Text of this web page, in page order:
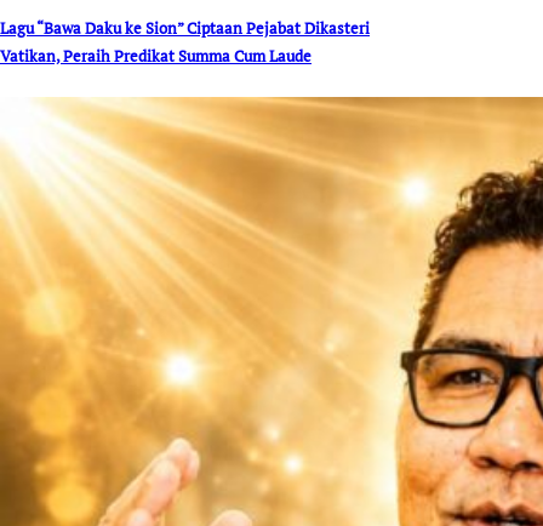
Lagu “Bawa Daku ke Sion” Ciptaan Pejabat Dikasteri
Vatikan, Peraih Predikat Summa Cum Laude